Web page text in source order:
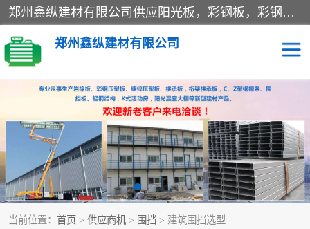
郑州鑫纵建材有限公司供应阳光板，彩钢板，彩钢钢构工程是一家集生产销售租赁安装于一体的企业，主要生产PC采光板，耐力板，仿古琉璃采光板，岩棉板、彩钢压型板、镀锌压型板、桁架楼承板，C、Z型钢檩条、围挡板、轻钢结构，阳光温室大棚等新型建材产品。公司旗下有多台移动式高空压瓦机租赁，承接全国各地业务，专业对外租赁各种型号压瓦机。
郑州鑫纵建材有限公司
当前位置： 首页 > 供应商机 > 围挡 > 建筑围挡选型
高空瓦机租赁 ASA合成树脂仿古瓦
CZ型钢 FRP采光板
PC多层板 PC耐力板
建筑围挡 楼层板